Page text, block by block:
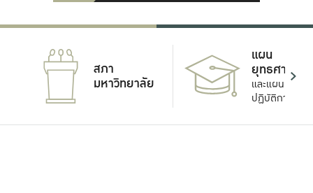
สภา
มหาวิทยาลัย
แผน
ยุทธศาสตร์
และแผน
ปฏิบัติการ